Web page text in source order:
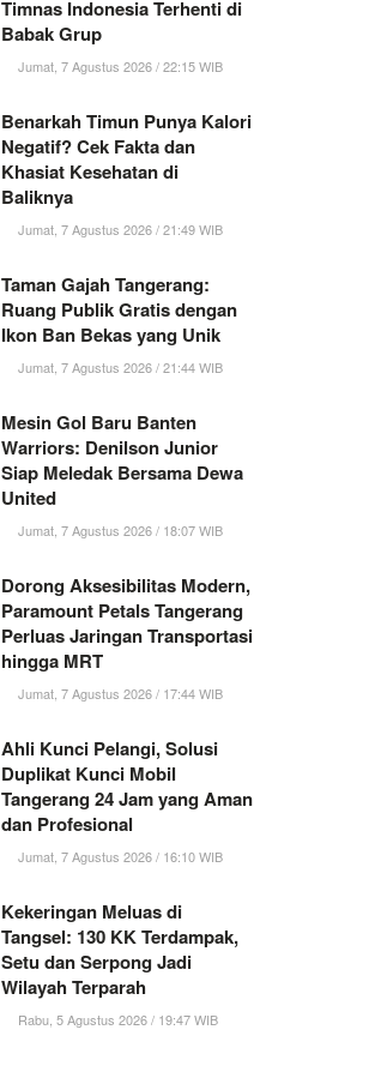
Timnas Indonesia Terhenti di
Babak Grup
Jumat, 7 Agustus 2026 / 22:15 WIB
Benarkah Timun Punya Kalori
Negatif? Cek Fakta dan
Khasiat Kesehatan di
Baliknya
Jumat, 7 Agustus 2026 / 21:49 WIB
Taman Gajah Tangerang:
Ruang Publik Gratis dengan
Ikon Ban Bekas yang Unik
Jumat, 7 Agustus 2026 / 21:44 WIB
Mesin Gol Baru Banten
Warriors: Denilson Junior
Siap Meledak Bersama Dewa
United
Jumat, 7 Agustus 2026 / 18:07 WIB
Dorong Aksesibilitas Modern,
Paramount Petals Tangerang
Perluas Jaringan Transportasi
hingga MRT
Jumat, 7 Agustus 2026 / 17:44 WIB
Ahli Kunci Pelangi, Solusi
Duplikat Kunci Mobil
Tangerang 24 Jam yang Aman
dan Profesional
Jumat, 7 Agustus 2026 / 16:10 WIB
Kekeringan Meluas di
Tangsel: 130 KK Terdampak,
Setu dan Serpong Jadi
Wilayah Terparah
Rabu, 5 Agustus 2026 / 19:47 WIB